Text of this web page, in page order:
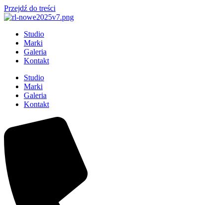
Przejdź do treści
Studio
Marki
Galeria
Kontakt
Studio
Marki
Galeria
Kontakt